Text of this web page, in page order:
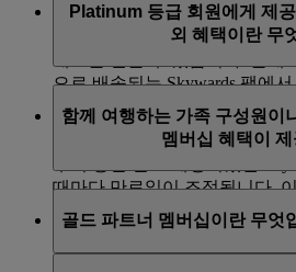
수령하실 수 있습니다. 플래티
개인 수하물 태그를 함께 받을
든 콩코스의 비즈니스 클래스
Skywards Centre 면세점 층)에
으로 배송되는 Skywards 팩에
수 있습니다.
등급 주기 동안 언제라도 태그
Platinum 등급 회원에게 제
외 혜택이란 무
마일리지는 플래티넘 등급 멤
되지 않습니다. 플래티넘 회원
때마다 만료일이 조정됩니다.
플래티넘 등급 검토 날짜로부
표시됩니다.
함께 여행하는 가족 구성원이
멤버십 혜택이
고객님과 함께 여행하는 동반
수 있는 방법은 몇 가지가 있습
에미레이트 Skywards 회원은
골드 파트너 멤버십이란 무엇